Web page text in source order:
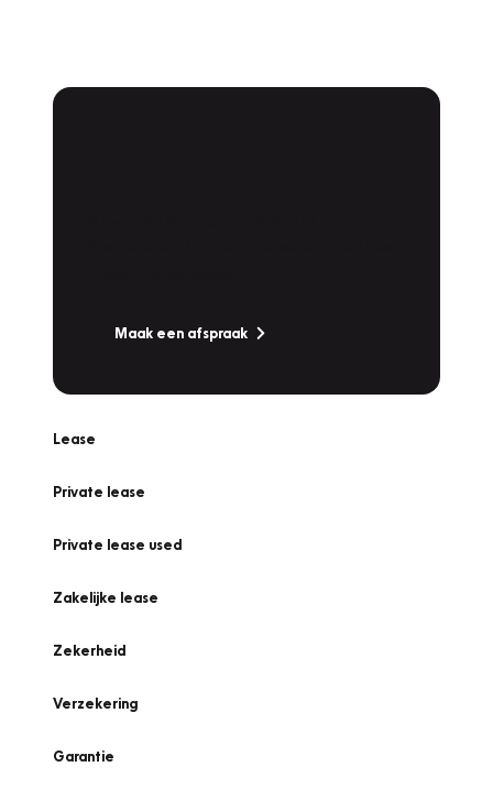
Maak een afspraak
Lease
Private lease
Private lease used
Zakelijke lease
Zekerheid
Verzekering
Garantie